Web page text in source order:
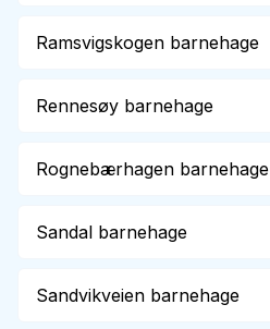
Ramsvigskogen barnehage
Rennesøy barnehage
Rognebærhagen barnehage
Sandal barnehage
Sandvikveien barnehage